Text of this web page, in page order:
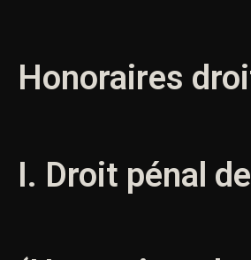
Honoraires
I. Droit pénal